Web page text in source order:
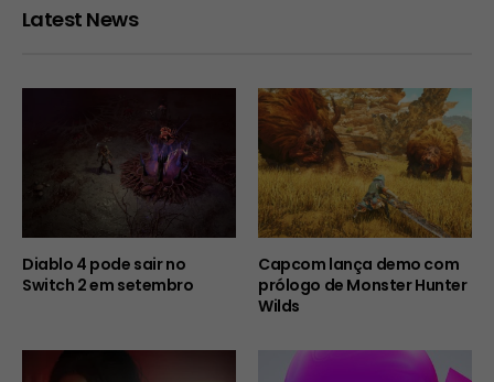
Latest News
Diablo 4 pode sair no
Switch 2 em setembro
Capcom lança demo com
prólogo de Monster Hunter
Wilds